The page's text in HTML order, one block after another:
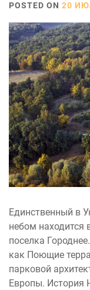
POSTED ON 20
Единственный в
небом находится
поселка
как Поющие
парковой
Европы. История